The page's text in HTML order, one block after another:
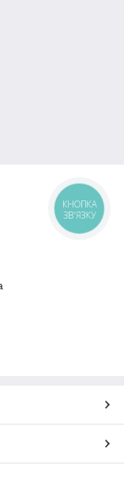
КНОПКА
ЗВ'ЯЗКУ